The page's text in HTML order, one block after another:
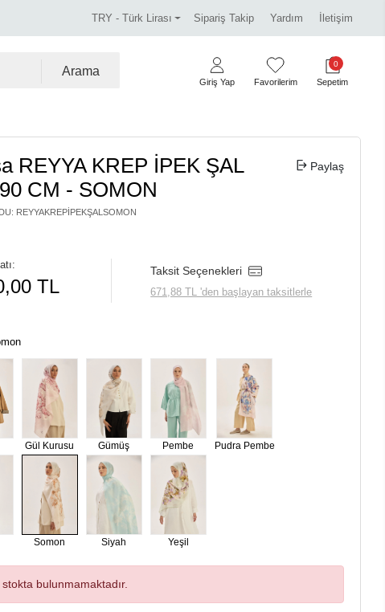
Miss Dalida marka ürünlerde %30 indirim. Tüm
TRY - Türk Lirası Sipariş Takip Yardım İletişim
Arama
Giriş Yap Favorilerim
0
Sepetim
REYYA KREP İPEK ŞAL
CM - SOMON
: REYYAKREPİPEKŞALSOMON
Paylaş
TL
Taksit Seçenekleri
671,88 TL 'den başlayan taksitlerle
Gül Kurusu Gümüş Pembe Pudra Pembe
Somon Siyah Yeşil
bulunmamaktadır.